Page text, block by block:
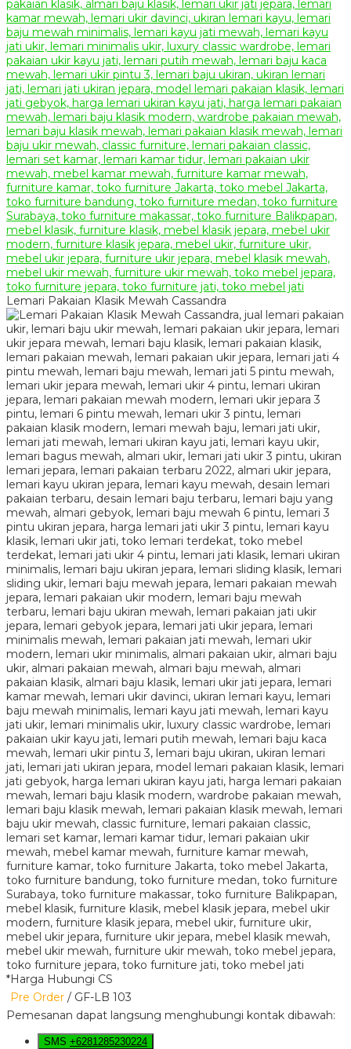
Lemari Pakaian Klasik Mewah Cassandra
*Harga Hubungi CS
Pre Order / GF-LB 103
Pemesanan dapat langsung menghubungi kontak dibawah:
SMS +6281285230224